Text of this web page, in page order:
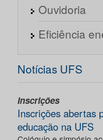
Ouvidoria
Eficiência
Notícias UFS
Inscrições
Inscrições abertas
educação na UFS